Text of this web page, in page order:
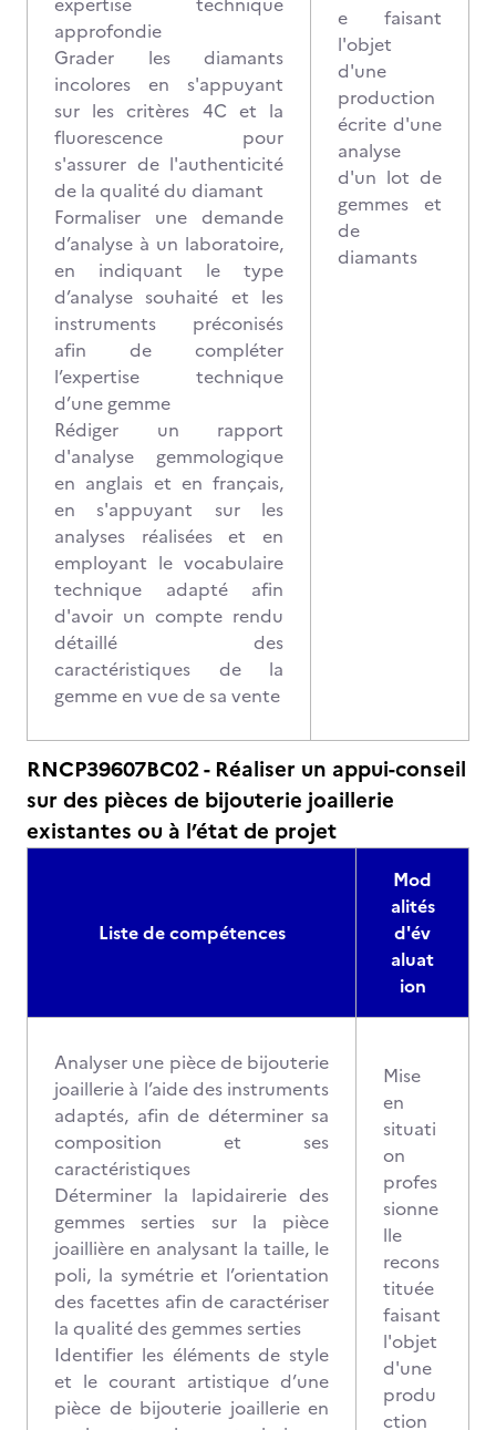
approfondie
Grader les diamants
incolores en s'appuyant
sur les critères 4C et la
fluorescence pour
s'assurer de l'authenticité
de la qualité du diamant
Formaliser une demande
d’analyse à un laboratoire,
en indiquant le type
d’analyse souhaité et les
instruments préconisés
afin de compléter
l’expertise technique
d’une gemme
Rédiger un rapport
d'analyse gemmologique
en anglais et en français,
en s'appuyant sur les
analyses réalisées et en
employant le vocabulaire
technique adapté afin
d'avoir un compte rendu
détaillé des
caractéristiques de la
gemme en vue de sa vente
e faisant
l'objet
d'une
production
écrite d'une
analyse
d'un lot de
gemmes et
de
diamants
RNCP39607BC02 - Réaliser un appui-conseil
sur des pièces de bijouterie joaillerie
existantes ou à l’état de projet
Liste de compétences
Mod
alités
d'év
aluat
ion
Analyser une pièce de bijouterie
joaillerie à l’aide des instruments
adaptés, afin de déterminer sa
composition et ses
caractéristiques
Déterminer la lapidairerie des
gemmes serties sur la pièce
joaillière en analysant la taille, le
poli, la symétrie et l’orientation
des facettes afin de caractériser
la qualité des gemmes serties
Identifier les éléments de style
et le courant artistique d’une
pièce de bijouterie joaillerie en
Mise
en
situati
on
profes
sionne
lle
recons
tituée
faisant
l'objet
d'une
produ
ction